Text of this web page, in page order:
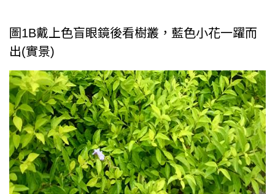
圖1B戴上色盲眼鏡後看樹叢，藍色小花一躍而
出(實景)